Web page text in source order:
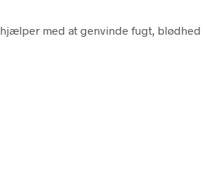
hjælper med at genvinde fugt, blødhed